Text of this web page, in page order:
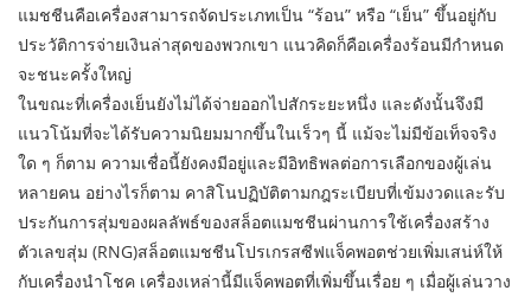
แมชชีนคือเครื่องสามารถจัดประเภทเป็น “ร้อน” หรือ “เย็น” ขึ้นอยู่กับ
ประวัติการจ่ายเงินล่าสุดของพวกเขา แนวคิดก็คือเครื่องร้อนมีกำหนด
จะชนะครั้งใหญ่
ในขณะที่เครื่องเย็นยังไม่ได้จ่ายออกไปสักระยะหนึ่ง และดังนั้นจึงมี
แนวโน้มที่จะได้รับความนิยมมากขึ้นในเร็วๆ นี้ แม้จะไม่มีข้อเท็จจริง
ใด ๆ ก็ตาม ความเชื่อนี้ยังคงมีอยู่และมีอิทธิพลต่อการเลือกของผู้เล่น
หลายคน อย่างไรก็ตาม คาสิโนปฏิบัติตามกฎระเบียบที่เข้มงวดและรับ
ประกันการสุ่มของผลลัพธ์ของสล็อตแมชชีนผ่านการใช้เครื่องสร้าง
ตัวเลขสุ่ม (RNG)สล็อตแมชชีนโปรเกรสซีฟแจ็คพอตช่วยเพิ่มเสน่ห์ให้
กับเครื่องนำโชค เครื่องเหล่านี้มีแจ็คพอตที่เพิ่มขึ้นเรื่อย ๆ เมื่อผู้เล่นวาง